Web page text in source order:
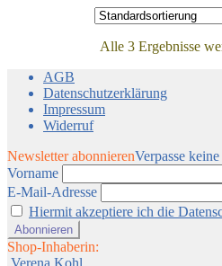
Alle 3 Ergebnisse
AGB
Datenschutzerklärung
Impressum
Widerruf
Newsletter abonnierenVerpasse
Vorname
E-Mail-Adresse
Hiermit akzeptiere ich die
Shop-Inhaberin: